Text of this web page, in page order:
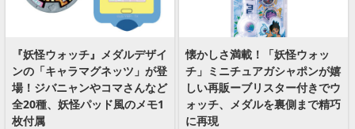
『妖怪ウォッチ』メダルデザイ
ンの「キャラマグネッツ」が登
場！ジバニャンやコマさんなど
全20種、妖怪パッド風のメモ1
枚付属
懐かしさ満載！「妖怪ウォッ
チ」ミニチュアガシャポンが嬉
しい再販ーブリスター付きでウ
ォッチ、メダルを裏側まで精巧
に再現